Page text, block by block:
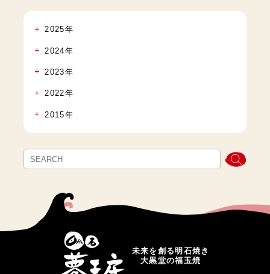
2025年
2024年
2023年
2022年
2015年
未来を創る明石焼き
大黒堂の福玉焼